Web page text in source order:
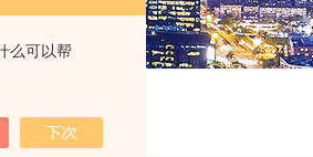
么可以帮